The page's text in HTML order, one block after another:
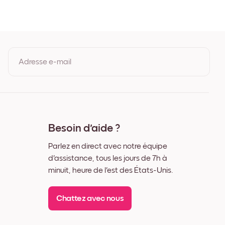
Adresse e-mail
Besoin d'aide ?
Parlez en direct avec notre équipe
d'assistance, tous les jours de 7h à
minuit, heure de l'est des États-Unis.
Chattez avec nous